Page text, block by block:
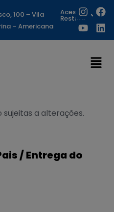
100 – Vila
– Americana
Acesso
Restrito
sujeitas a alterações.
/ Entrega do